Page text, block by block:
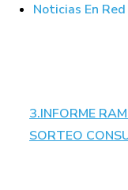
Noticias En Red
3.INFORME
SORTEO